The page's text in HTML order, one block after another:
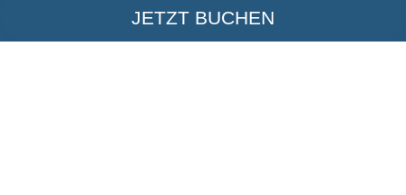
JETZT BUCHEN